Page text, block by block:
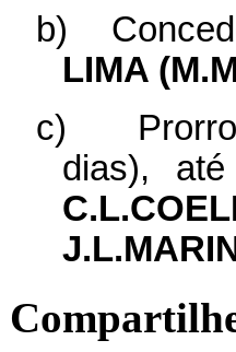
b)
LIMA
c)
dias),